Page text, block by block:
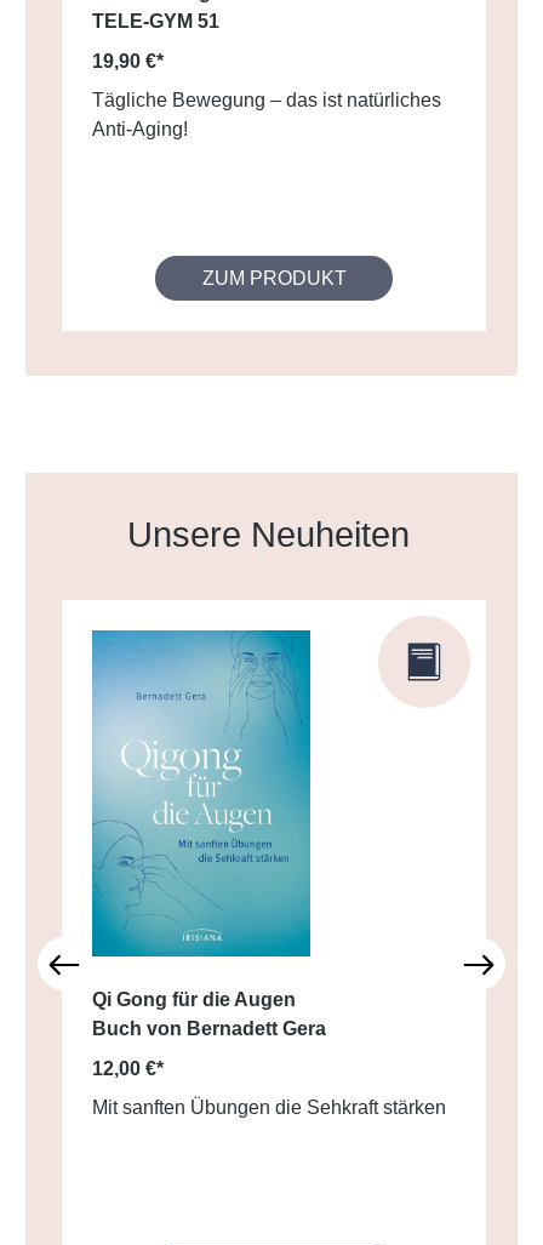
TELE-GYM 51
19,90 €*
Tägliche Bewegung – das ist natürliches
Anti-Aging!
ZUM PRODUKT
Produktgalerie überspringen
Unsere Neuheiten
Qi Gong für die Augen
Buch von Bernadett Gera
12,00 €*
Mit sanften Übungen die Sehkraft stärken